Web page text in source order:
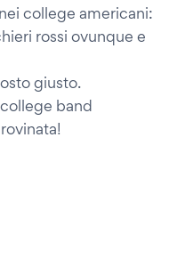
college americani:
rossi ovunque e
giusto.
band